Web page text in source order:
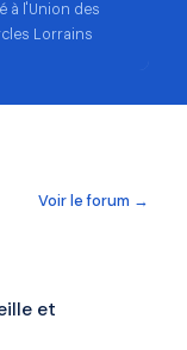
à l'Union des
Lorrains
Voir le forum →
et